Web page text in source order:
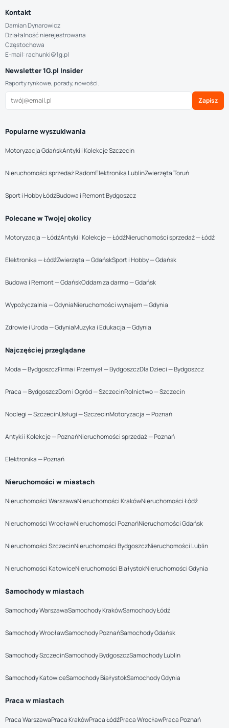
Kontakt
Damian Dynarowicz
Działalność nierejestrowana
Częstochowa
E-mail: rachunki@1g.pl
Newsletter 1G.pl Insider
Raporty rynkowe, porady, nowości.
Zapisz
Popularne wyszukiwania
Motoryzacja GdańskAntyki i Kolekcje Szczecin
Nieruchomości sprzedaż RadomElektronika LublinZwierzęta Toruń
Sport i Hobby ŁódźBudowa i Remont Bydgoszcz
Polecane w Twojej okolicy
Motoryzacja — ŁódźAntyki i Kolekcje — ŁódźNieruchomości sprzedaż — Łódź
Elektronika — ŁódźZwierzęta — GdańskSport i Hobby — Gdańsk
Budowa i Remont — GdańskOddam za darmo — Gdańsk
Wypożyczalnia — GdyniaNieruchomości wynajem — Gdynia
Zdrowie i Uroda — GdyniaMuzyka i Edukacja — Gdynia
Najczęściej przeglądane
Moda — BydgoszczFirma i Przemysł — BydgoszczDla Dzieci — Bydgoszcz
Praca — BydgoszczDom i Ogród — SzczecinRolnictwo — Szczecin
Noclegi — SzczecinUsługi — SzczecinMotoryzacja — Poznań
Antyki i Kolekcje — PoznańNieruchomości sprzedaż — Poznań
Elektronika — Poznań
Nieruchomości w miastach
Nieruchomości WarszawaNieruchomości KrakówNieruchomości Łódź
Nieruchomości WrocławNieruchomości PoznańNieruchomości Gdańsk
Nieruchomości SzczecinNieruchomości BydgoszczNieruchomości Lublin
Nieruchomości KatowiceNieruchomości BiałystokNieruchomości Gdynia
Samochody w miastach
Samochody WarszawaSamochody KrakówSamochody Łódź
Samochody WrocławSamochody PoznańSamochody Gdańsk
Samochody SzczecinSamochody BydgoszczSamochody Lublin
Samochody KatowiceSamochody BiałystokSamochody Gdynia
Praca w miastach
Praca WarszawaPraca KrakówPraca ŁódźPraca WrocławPraca Poznań